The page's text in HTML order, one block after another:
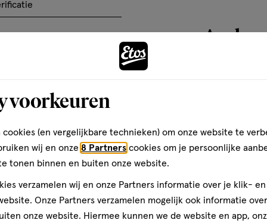
het
artikel
te
sterren.
open
je
artikel
te
sterren.
open
artikel
te
beoordelen
sterren.
open
je
een
voorkeuren
cookies (en vergelijkbare technieken) om onze website te
wij en onze 8 Partners cookies om je persoonlijke
tonen binnen en buiten onze website.
verzamelen wij en onze Partners informatie over je klik-
Onze Partners verzamelen mogelijk ook informatie
onze website. Hiermee kunnen we de website en app,